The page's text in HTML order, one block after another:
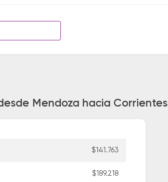
Mendoza hacia Corrientes
$141.763
$189.218